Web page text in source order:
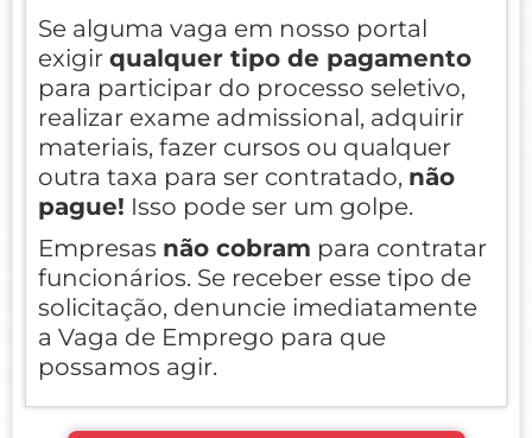
Se alguma vaga em nosso portal
exigir qualquer tipo de pagamento
para participar do processo seletivo,
realizar exame admissional, adquirir
materiais, fazer cursos ou qualquer
outra taxa para ser contratado, não
pague! Isso pode ser um golpe.
Empresas não cobram para contratar
funcionários. Se receber esse tipo de
solicitação, denuncie imediatamente
a Vaga de Emprego para que
possamos agir.